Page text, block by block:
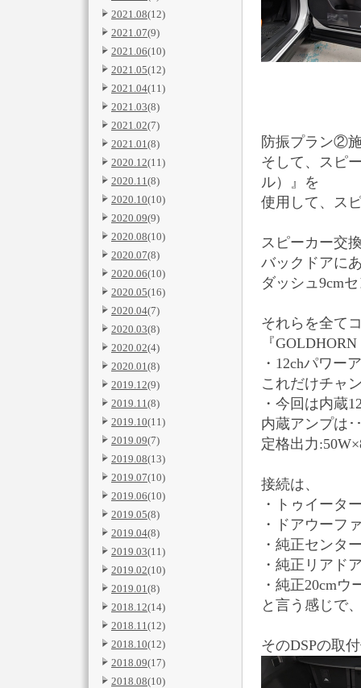
2021.08(12)
2021.07(9)
2021.06(10)
2021.05(12)
2021.04(11)
2021.03(8)
2021.02(7)
2021.01(8)
2020.12(11)
2020.11(8)
2020.10(10)
2020.09(9)
2020.08(10)
2020.07(8)
2020.06(10)
2020.05(16)
2020.04(7)
2020.03(8)
2020.02(4)
2020.01(8)
2019.12(9)
2019.11(8)
2019.10(11)
2019.09(7)
2019.08(13)
2019.07(10)
2019.06(10)
2019.05(8)
2019.04(8)
2019.03(11)
2019.02(10)
2019.01(8)
2018.12(14)
2018.11(12)
2018.10(12)
2018.09(17)
2018.08(10)
防振プラン②
そして、スピ
ル）』を
使用して、ス
スピーカー交
バックドアに
ダッシュ9cm
それらを全て
『
・ 12chパワー
これだけチャ
・今回は内蔵
内蔵アンプは･
定格出力
接続は、
・トゥイータ
・ドアウーフ
・純正センタ
・純正リアド
・純正20cmウ
と言う感じで
そのDSPの取